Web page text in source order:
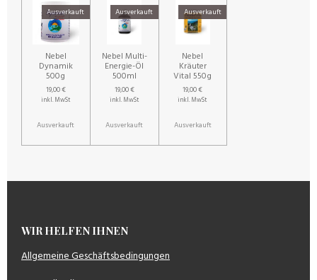
Ausverkauft
Nebel
Dynamik
500g
19,00 €
inkl. MwSt
Ausverkauft
Ausverkauft
Nebel Multi-
Energie-Öl
500ml
19,00 €
inkl. MwSt
Ausverkauft
Ausverkauft
Nebel
Kräuter
Vital 550g
19,00 €
inkl. MwSt
Ausverkauft
WIR HELFEN IHNEN
Allgemeine Geschäftsbedingungen